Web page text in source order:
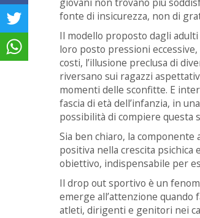
fonte di insicurezza, non di
Il modello proposto dagli
loro posto pressioni
costi, l’illusione preclusa di
riversano sui ragazzi
momenti delle sconfitte. E
fascia di età dell’infanzia, in
possibilità di compiere questa
Sia ben chiaro, la componente
positiva nella crescita psichica
obiettivo, indispensabile per
Il drop out sportivo è un
emerge all’attenzione quando
atleti, dirigenti e genitori nei